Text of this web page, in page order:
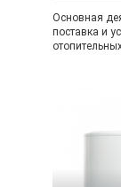
Основная
поставка и